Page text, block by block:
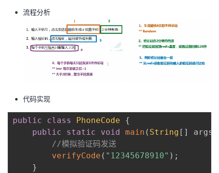
者 流程分析
代码实现
public class PhoneCode
{
public
static void main ( String [ ] args
//模拟验证码发送
verifyCode ( "12345678910" ) ;
}